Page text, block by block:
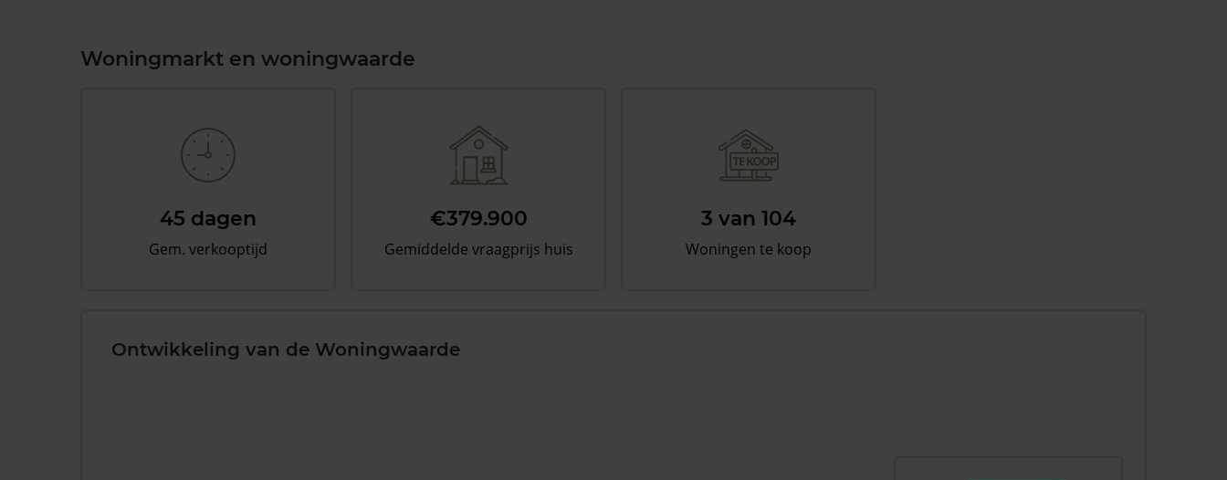
Woningmarkt en woningwaarde
45 dagen
Gem. verkooptijd
€379.900
Gemiddelde vraagprijs huis
3 van 104
Woningen te koop
Ontwikkeling van de Woningwaarde